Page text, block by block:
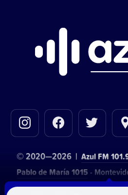
© 2020—2026 | Azul FM
Pablo de María 1015 -